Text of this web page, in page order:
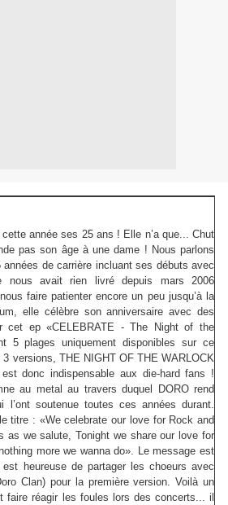
année ses 25 ans ! Elle n’a que... Chut
pas son âge à une dame ! Nous parlons
de carrière incluant ses débuts avec
nous avait rien livré depuis mars 2006
faire patienter encore un peu jusqu’à la
elle célèbre son anniversaire avec des
cet ep «CELEBRATE - The Night of the
5 plages uniquement disponibles sur ce
versions, THE NIGHT OF THE WARLOCK
donc indispensable aux die-hard fans !
au metal au travers duquel DORO rend
l’ont soutenue toutes ces années durant.
titre : «We celebrate our love for Rock and
as we salute, Tonight we share our love for
more we wanna do». Le message est
heureuse de partager les choeurs avec
Clan) pour la première version. Voilà un
faire réagir les foules lors des concerts... il